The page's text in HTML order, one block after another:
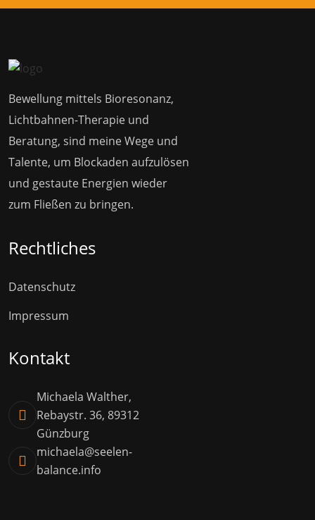
Bewellung mittels Bioresonanz,
Lichtbahnen-Therapie und
Beratung, sind meine Wege und
Talente, um Blockaden aufzulösen
und gestaute Energien wieder
zum Fließen zu bringen.
Rechtliches
Datenschutz
Impressum
Kontakt
Michaela Walther,
Rebaystr. 36, 89312
Günzburg
michaela@seelen-
balance.info